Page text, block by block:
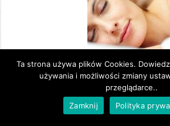
Na
Ta strona używa plików Cookies.
używania i możliwości zmiany
przeglądarce..
Zamknij
Polityka